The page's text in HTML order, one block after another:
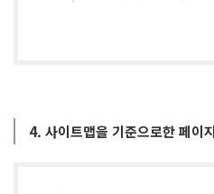
4. 사이트맵을 기준으로한 페이